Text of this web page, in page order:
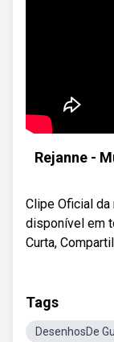
Rejanne -
Clipe Oficial da
disponível em
Curta,
Tags
DesenhosDe